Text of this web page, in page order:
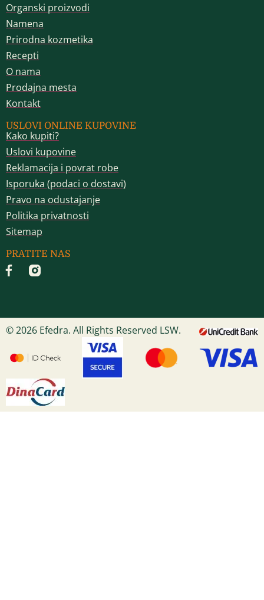
Organski proizvodi
Namena
Prirodna kozmetika
Recepti
O nama
Prodajna mesta
Kontakt
USLOVI ONLINE KUPOVINE
Kako kupiti?
Uslovi kupovine
Reklamacija i povrat robe
Isporuka (podaci o dostavi)
Pravo na odustajanje
Politika privatnosti
Sitemap
PRATITE NAS
© 2026 Efedra. All Rights Reserved LSW.